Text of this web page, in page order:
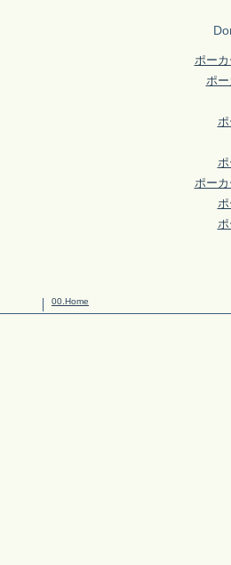
ポー
ポ
ポー
00.Home